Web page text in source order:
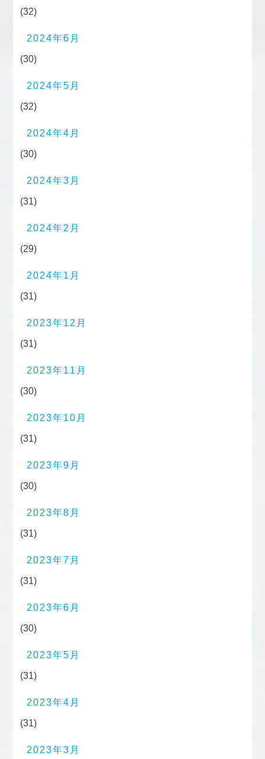
(32)
2024年6月
(30)
2024年5月
(32)
2024年4月
(30)
2024年3月
(31)
2024年2月
(29)
2024年1月
(31)
2023年12月
(31)
2023年11月
(30)
2023年10月
(31)
2023年9月
(30)
2023年8月
(31)
2023年7月
(31)
2023年6月
(30)
2023年5月
(31)
2023年4月
(31)
2023年3月